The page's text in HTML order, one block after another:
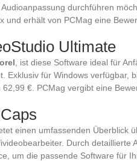
durchführen
und erhält von PCMag eine
Ultimate
, ist diese Software ideal für
Exklusiv für Windows verfügbar,
€. PCMag vergibt eine
einen umfassenden Überblick
Durch detaillierte
um die passende Software für